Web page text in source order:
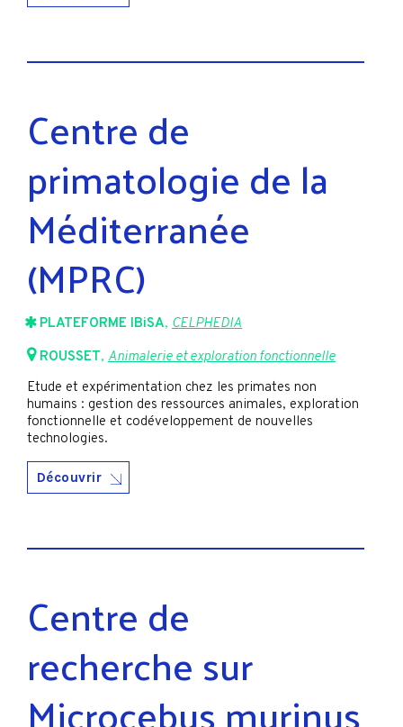
Centre de
primatologie de la
Méditerranée
(MPRC)
PLATEFORME IBiSA, CELPHEDIA
ROUSSET, Animalerie et exploration fonctionnelle
Etude et expérimentation chez les primates non
humains : gestion des ressources animales, exploration
fonctionnelle et codéveloppement de nouvelles
technologies.
Découvrir
Centre de
recherche sur